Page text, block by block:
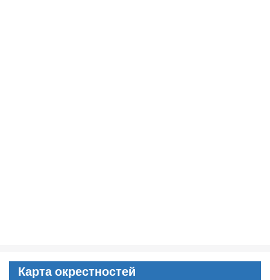
Карта окрестностей